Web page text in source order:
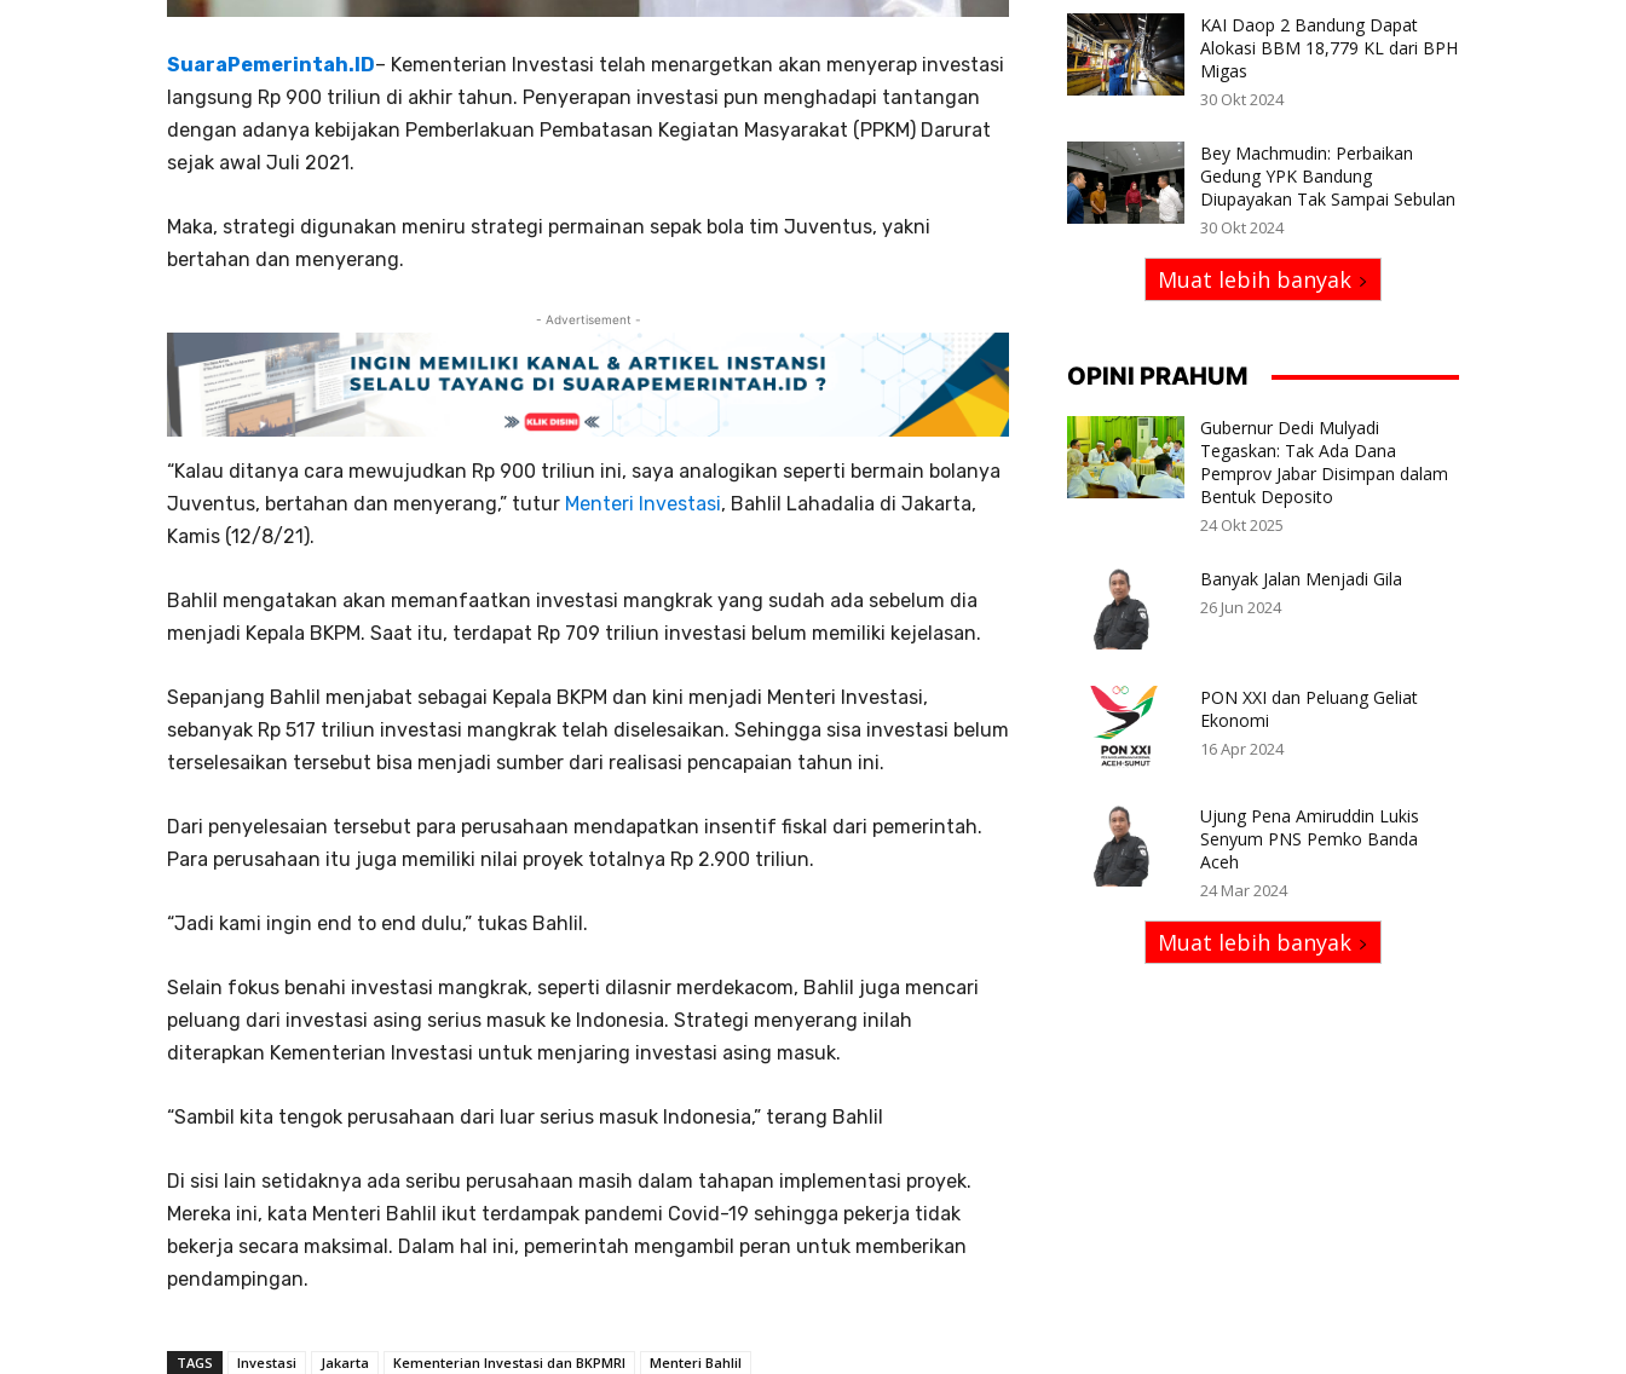
SuaraPemerintah.ID– Kementerian Investasi telah menargetkan akan menyerap investasi
langsung Rp 900 triliun di akhir tahun. Penyerapan investasi pun menghadapi tantangan
dengan adanya kebijakan Pemberlakuan Pembatasan Kegiatan Masyarakat (PPKM) Darurat
sejak awal Juli 2021.
Maka, strategi digunakan meniru strategi permainan sepak bola tim Juventus, yakni
bertahan dan menyerang.
- Advertisement -
“Kalau ditanya cara mewujudkan Rp 900 triliun ini, saya analogikan seperti bermain bolanya
Juventus, bertahan dan menyerang,” tutur Menteri Investasi, Bahlil Lahadalia di Jakarta,
Kamis (12/8/21).
Bahlil mengatakan akan memanfaatkan investasi mangkrak yang sudah ada sebelum dia
menjadi Kepala BKPM. Saat itu, terdapat Rp 709 triliun investasi belum memiliki kejelasan.
Sepanjang Bahlil menjabat sebagai Kepala BKPM dan kini menjadi Menteri Investasi,
sebanyak Rp 517 triliun investasi mangkrak telah diselesaikan. Sehingga sisa investasi belum
terselesaikan tersebut bisa menjadi sumber dari realisasi pencapaian tahun ini.
Dari penyelesaian tersebut para perusahaan mendapatkan insentif fiskal dari pemerintah.
Para perusahaan itu juga memiliki nilai proyek totalnya Rp 2.900 triliun.
“Jadi kami ingin end to end dulu,” tukas Bahlil.
Selain fokus benahi investasi mangkrak, seperti dilasnir merdekacom, Bahlil juga mencari
peluang dari investasi asing serius masuk ke Indonesia. Strategi menyerang inilah
diterapkan Kementerian Investasi untuk menjaring investasi asing masuk.
“Sambil kita tengok perusahaan dari luar serius masuk Indonesia,” terang Bahlil
Di sisi lain setidaknya ada seribu perusahaan masih dalam tahapan implementasi proyek.
Mereka ini, kata Menteri Bahlil ikut terdampak pandemi Covid-19 sehingga pekerja tidak
bekerja secara maksimal. Dalam hal ini, pemerintah mengambil peran untuk memberikan
pendampingan.
TAGS Investasi Jakarta Kementerian Investasi dan BKPMRI Menteri Bahlil
KAI Daop 2 Bandung Dapat
Alokasi BBM 18,779 KL dari BPH
Migas
30 Okt 2024
Bey Machmudin: Perbaikan
Gedung YPK Bandung
Diupayakan Tak Sampai Sebulan
30 Okt 2024
Muat lebih banyak
OPINI PRAHUM
Gubernur Dedi Mulyadi
Tegaskan: Tak Ada Dana
Pemprov Jabar Disimpan dalam
Bentuk Deposito
24 Okt 2025
Banyak Jalan Menjadi Gila
26 Jun 2024
PON XXI dan Peluang Geliat
Ekonomi
16 Apr 2024
Ujung Pena Amiruddin Lukis
Senyum PNS Pemko Banda
Aceh
24 Mar 2024
Muat lebih banyak